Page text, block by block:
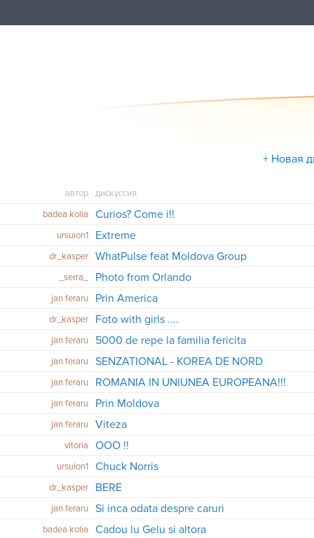
+ Новая
автор
дискуссия
badea kolia
Curios? Come i!!
ursuion1 Extreme
dr_kasper WhatPulse feat Moldova Group
_serra_ Photo from Orlando
jan feraru Prin America
dr_kasper Foto with girls ....
jan feraru 5000 de repe la familia fericita
jan feraru SENZATIONAL - KOREA DE NORD
jan feraru ROMANIA IN UNIUNEA EUROPEANA!!!
jan feraru Prin Moldova
jan feraru Viteza
vitoria OOO !!
ursuion1 Chuck Norris
dr_kasper BERE
jan feraru Si inca odata despre caruri
badea kolia Cadou lu Gelu si altora